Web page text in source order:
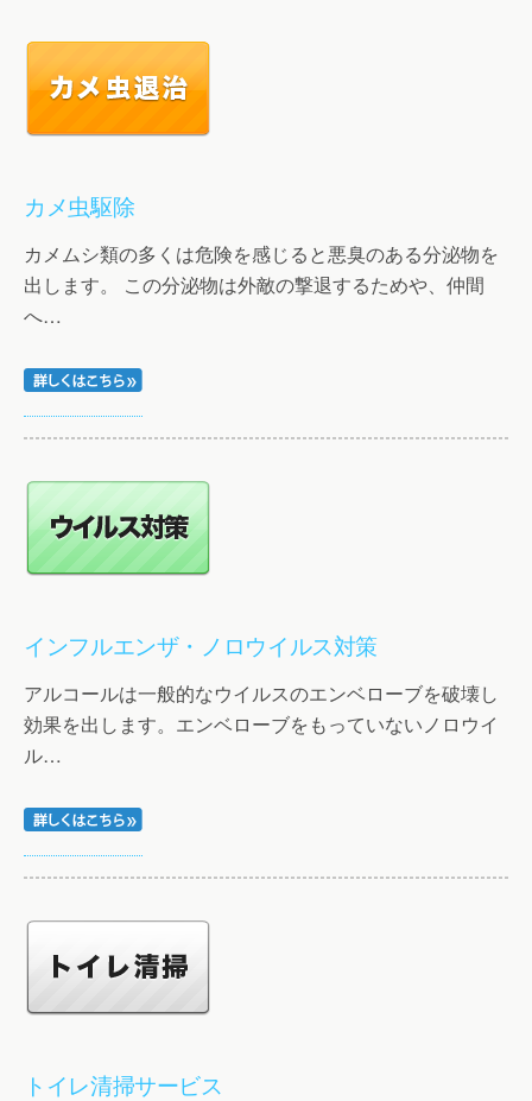
カメ虫駆除
カメムシ類の多くは危険を感じると悪臭のある分泌物を
出します。 この分泌物は外敵の撃退するためや、仲間
へ…
インフルエンザ・ノロウイルス対策
アルコールは一般的なウイルスのエンベローブを破壊し
効果を出します。エンベローブをもっていないノロウイ
ル…
トイレ清掃サービス